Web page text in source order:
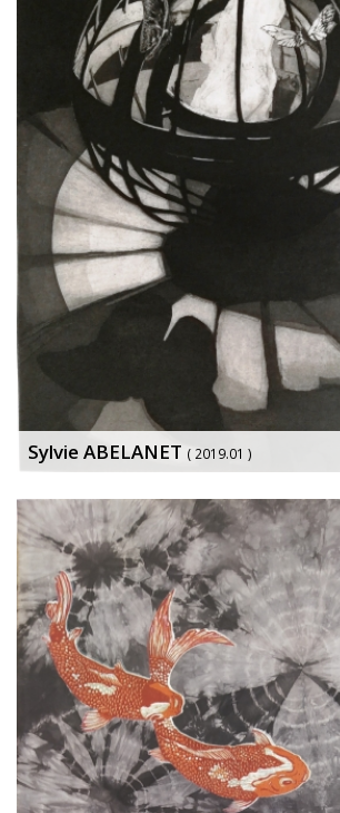
Sylvie ABELANET ( 2019.01 )